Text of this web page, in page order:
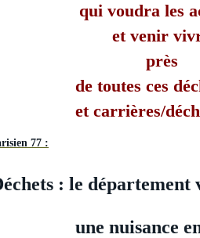
qui voudra les
et venir
près
de toutes ces
et carrières/
77 :
: le
une nuisance